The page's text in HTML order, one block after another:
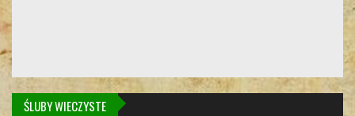
ŚLUBY WIECZYSTE